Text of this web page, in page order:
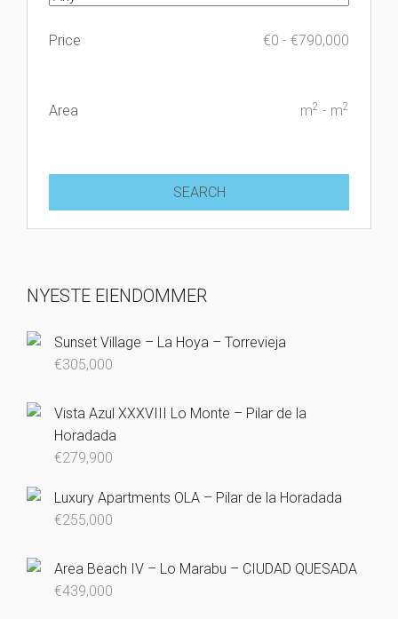
Price €0 - €790,000
Area m2 - m2
NYESTE EIENDOMMER
Sunset Village – La Hoya – Torrevieja
€305,000
Vista Azul XXXVIII Lo Monte – Pilar de la
Horadada
€279,900
Luxury Apartments OLA – Pilar de la Horadada
€255,000
Area Beach IV – Lo Marabu – CIUDAD QUESADA
€439,000